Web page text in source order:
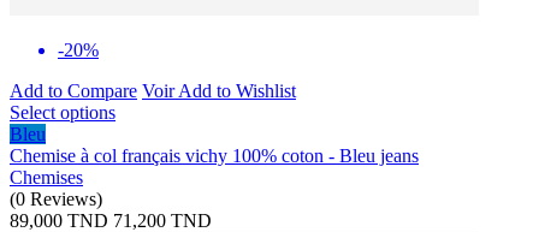
-20%
Add to Compare VoirAdd to Wishlist
Select options
Bleu
Chemise à col français vichy 100% coton - Bleu jeans
Chemises
(0 Reviews)
89,000 TND 71,200 TND